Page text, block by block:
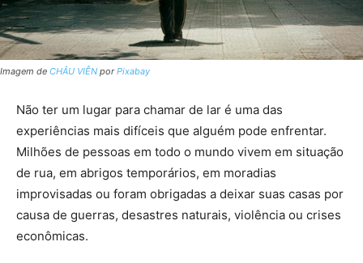
Imagem de CHÂU VIỄN porPixabay
Não ter um lugar para chamar de lar é uma das
experiências mais difíceis que alguém pode enfrentar.
Milhões de pessoas em todo o mundo vivem em situação
de rua, em abrigos temporários, em moradias
improvisadas ou foram obrigadas a deixar suas casas por
causa de guerras, desastres naturais, violência ou crises
econômicas.